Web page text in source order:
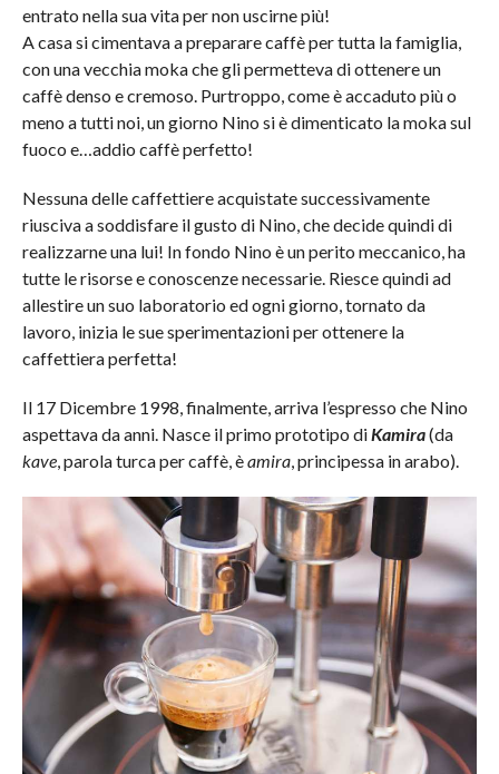
entrato nella sua vita per non uscirne più!
A casa si cimentava a preparare caffè per tutta la famiglia,
con una vecchia moka che gli permetteva di ottenere un
caffè denso e cremoso. Purtroppo, come è accaduto più o
meno a tutti noi, un giorno Nino si è dimenticato la moka sul
fuoco e…addio caffè perfetto!
Nessuna delle caffettiere acquistate successivamente
riusciva a soddisfare il gusto di Nino, che decide quindi di
realizzarne una lui! In fondo Nino è un perito meccanico, ha
tutte le risorse e conoscenze necessarie. Riesce quindi ad
allestire un suo laboratorio ed ogni giorno, tornato da
lavoro, inizia le sue sperimentazioni per ottenere la
caffettiera perfetta!
Il 17 Dicembre 1998, finalmente, arriva l’espresso che Nino
aspettava da anni. Nasce il primo prototipo diKamira(da
kave, parola turca per caffè, èamira, principessa in arabo).